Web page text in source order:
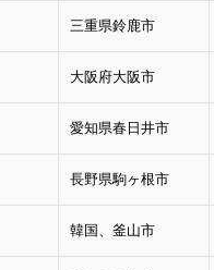
三重県鈴鹿市
大阪府大阪市
愛知県春日井市
長野県駒ヶ根市
韓国、釜山市